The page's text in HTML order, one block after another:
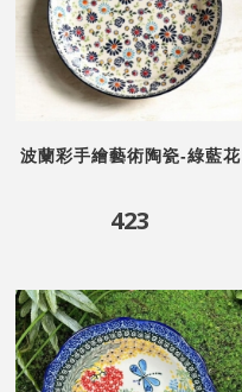
波蘭彩手繪藝術陶瓷-綠藍花
423